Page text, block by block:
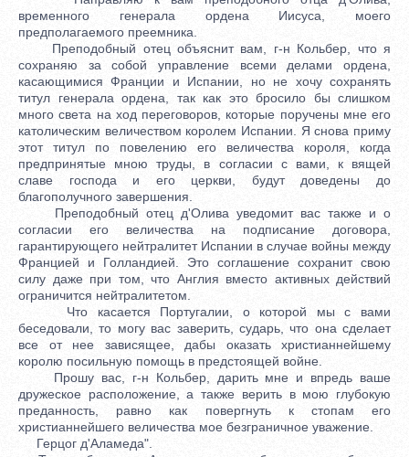
временного генерала ордена Иисуса, моего
предполагаемого преемника.
Преподобный отец объяснит вам, г-н Кольбер, что я
сохраняю за собой управление всеми делами ордена,
касающимися Франции и Испании, но не хочу сохранять
титул генерала ордена, так как это бросило бы слишком
много света на ход переговоров, которые поручены мне его
католическим величеством королем Испании. Я снова приму
этот титул по повелению его величества короля, когда
предпринятые мною труды, в согласии с вами, к вящей
славе господа и его церкви, будут доведены до
благополучного завершения.
Преподобный отец д'Олива уведомит вас также и о
согласии его величества на подписание договора,
гарантирующего нейтралитет Испании в случае войны между
Францией и Голландией. Это соглашение сохранит свою
силу даже при том, что Англия вместо активных действий
ограничится нейтралитетом.
Что касается Португалии, о которой мы с вами
беседовали, то могу вас заверить, сударь, что она сделает
все от нее зависящее, дабы оказать христианнейшему
королю посильную помощь в предстоящей войне.
Прошу вас, г-н Кольбер, дарить мне и впредь ваше
дружеское расположение, а также верить в мою глубокую
преданность, равно как повергнуть к стопам его
христианнейшего величества мое безграничное уважение.
Герцог д'Аламеда".